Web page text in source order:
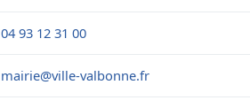
04 93 12 31 00
mairie@ville-valbonne.fr